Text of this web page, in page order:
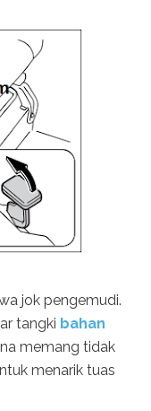
jok pengemudi.
tangki bahan
memang tidak
menarik tuas